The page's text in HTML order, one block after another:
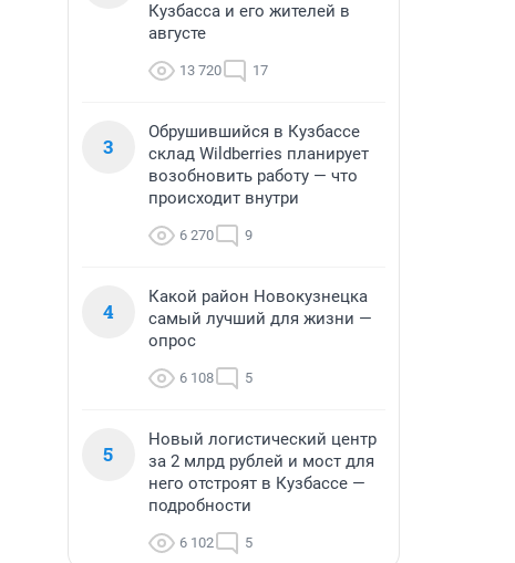
Кузбасса и его жителей в
августе
13 720 17
3
Обрушившийся в Кузбассе
склад Wildberries планирует
возобновить работу — что
происходит внутри
6 270 9
4
Какой район Новокузнецка
самый лучший для жизни —
опрос
6 108 5
5
Новый логистический центр
за 2 млрд рублей и мост для
него отстроят в Кузбассе —
подробности
6 102 5